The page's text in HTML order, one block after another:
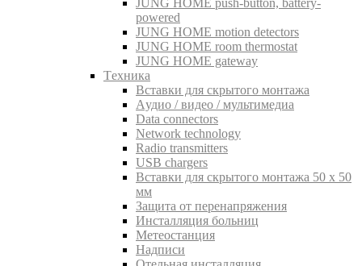
JUNG HOME push-button, battery-
powered
JUNG HOME motion detectors
JUNG HOME room thermostat
JUNG HOME gateway
Tехника
Вставки для скрытого монтажа
Aудио / видео / мультимедиа
Data connectors
Network technology
Radio transmitters
USB chargers
Вставки для скрытого монтажа 50 x 50
мм
Защита от перенапряжения
Инсталляция больниц
Метеостанция
Надписи